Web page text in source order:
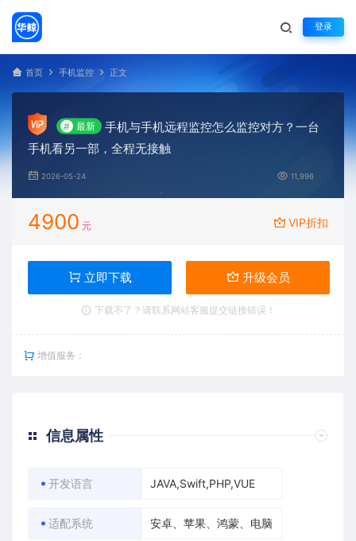
登录
首页 手机监控 正文
# 最新
手机与手机远程监控怎么监控对方？一台
手机看另一部，全程无接触
2026-05-24 11,996
4900 元 VIP折扣
立即下载 升级会员
下载不了？请联系网站客服提交链接错误！
增值服务：
信息属性
开发语言 JAVA,Swift,PHP,VUE
适配系统 安卓、苹果、鸿蒙、电脑